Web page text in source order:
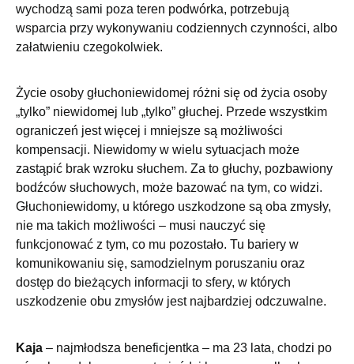
wychodzą sami poza teren podwórka, potrzebują
wsparcia przy wykonywaniu codziennych czynności, albo
załatwieniu czegokolwiek.
Życie osoby głuchoniewidomej różni się od życia osoby
„tylko” niewidomej lub „tylko” głuchej. Przede wszystkim
ograniczeń jest więcej i mniejsze są możliwości
kompensacji. Niewidomy w wielu sytuacjach może
zastąpić brak wzroku słuchem. Za to głuchy, pozbawiony
bodźców słuchowych, może bazować na tym, co widzi.
Głuchoniewidomy, u którego uszkodzone są oba zmysły,
nie ma takich możliwości – musi nauczyć się
funkcjonować z tym, co mu pozostało. Tu bariery w
komunikowaniu się, samodzielnym poruszaniu oraz
dostęp do bieżących informacji to sfery, w których
uszkodzenie obu zmysłów jest najbardziej odczuwalne.
Kaja – najmłodsza beneficjentka – ma 23 lata, chodzi po